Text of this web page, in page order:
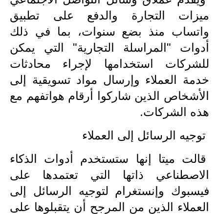
ملازم دراسية
المرحلة الابتدائية
المرحلة المتوسطة
المرحلة الاعدادية
المرحلة الابتدائية
المرحلة المتوسطة
المرحلة الاعدادية
مواضيع انشاء
ميزات التجارة والدفع على تطبيق
واتساب منذ بضع سنوات، بما في ذلك
أدوات "المراسلة التجارية" التي يمكن
للشركات استخدامها لإجراء محادثات
خدمة العملاء وإرسال مواد تسويقية إلى
الأشخاص الذين شاركوا أرقام هواتفهم مع
هذه الشركات.
توجيه الرسائل إلى العملاء
قالت ميتا إنها ستستخدم أدوات الذكاء
الاصطناعي ذاتها التي تعتمدها على
فيسبوك وإنستغرام لتوجيه الرسائل إلى
العملاء الذين من المرجح أن يتقبلوها على